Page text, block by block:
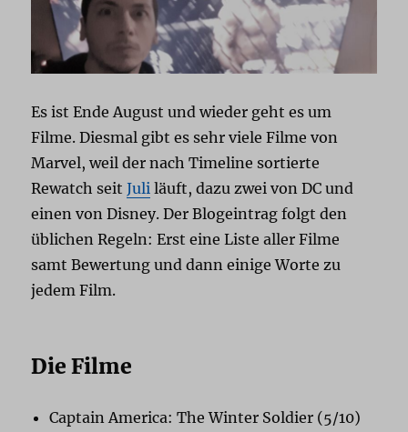
Es ist Ende August und wieder geht es um
Filme. Diesmal gibt es sehr viele Filme von
Marvel, weil der nach Timeline sortierte
Rewatch seitJuli läuft, dazu zwei von DC und
einen von Disney. Der Blogeintrag folgt den
üblichen Regeln: Erst eine Liste aller Filme
samt Bewertung und dann einige Worte zu
jedem Film.
Die Filme
Captain America: The Winter Soldier (5/10)